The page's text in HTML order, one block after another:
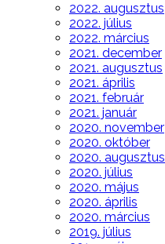
2022. augusztus
2022. július
2022. március
2021. december
2021. augusztus
2021. április
2021. február
2021. január
2020. november
2020. október
2020. augusztus
2020. július
2020. május
2020. április
2020. március
2019. július